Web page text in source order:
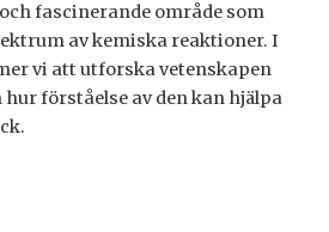
fascinerande område som
av kemiska reaktioner. I
vi att utforska vetenskapen
förståelse av den kan hjälpa